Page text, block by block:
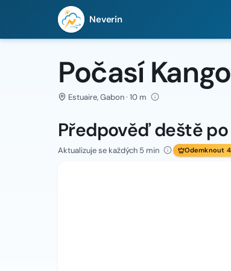
Neverin
Počasí Kango
Estuaire, Gabon · 10 m
Předpověď deště
Aktualizuje se každých 5 min Odemknout